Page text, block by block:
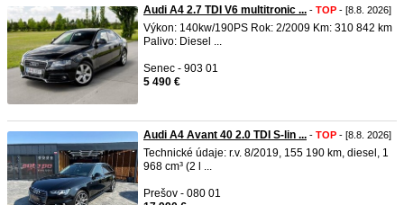
Audi A4 2.7 TDI V6 multitronic ... - TOP - [8.8. 2026]
Výkon: 140kw/190PS Rok: 2/2009 Km: 310 842 km
Palivo: Diesel ...
Senec - 903 01
5 490 €
Audi A4 Avant 40 2.0 TDI S-lin ... - TOP - [8.8. 2026]
Technické údaje: r.v. 8/2019, 155 190 km, diesel, 1
968 cm³ (2 l ...
Prešov - 080 01